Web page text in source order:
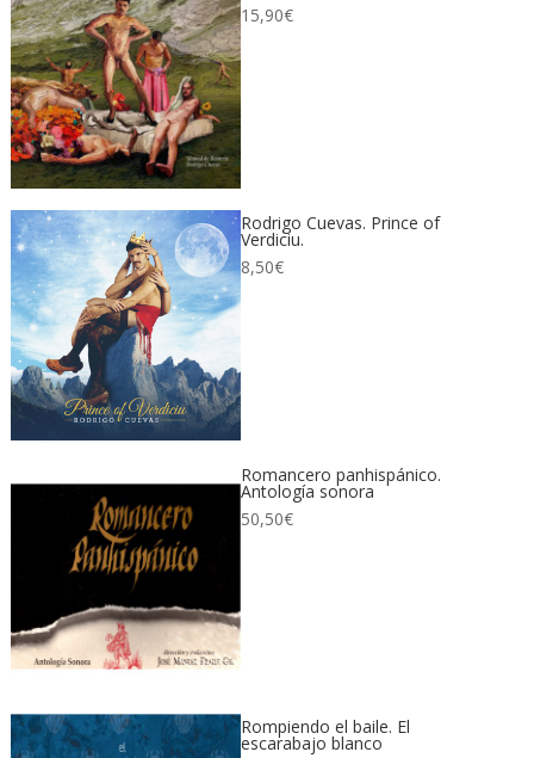
15,90€
Rodrigo Cuevas. Prince of
Verdiciu.
8,50€
Romancero panhispánico.
Antología sonora
50,50€
Rompiendo el baile. El
escarabajo blanco